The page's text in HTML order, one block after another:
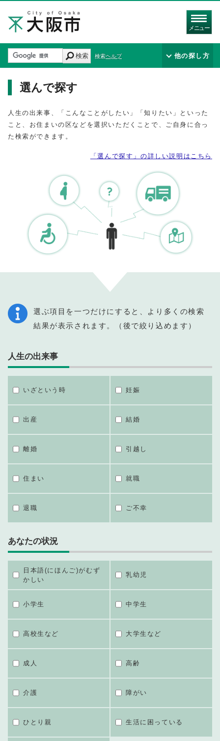
メニュー
検索 検索ヘルプ 他の探し方
選んで探す
人生の出来事、「こんなことがしたい」「知りたい」といった
こと、お住まいの区などを選択いただくことで、ご自身に合っ
た検索ができます。
「選んで探す」の詳しい説明はこちら
選ぶ項目を一つだけにすると、より多くの検索
結果が表示されます。（後で絞り込めます）
人生の出来事
いざという時 妊娠
出産 結婚
離婚 引越し
住まい 就職
退職 ご不幸
あなたの状況
日本語(にほんご)がむず
かしい
乳幼児
小学生 中学生
高校生など 大学生など
成人 高齢
介護 障がい
ひとり親 生活に困っている